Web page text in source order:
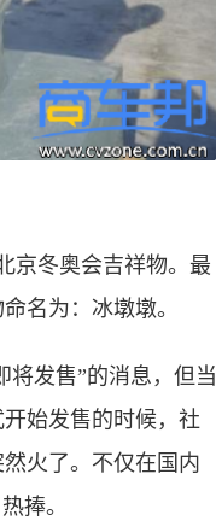
京冬奥会吉祥物。最
名为：冰墩墩。
将发售”的消息，但当
始发售的时候，社
火了。不仅在国内
捧。